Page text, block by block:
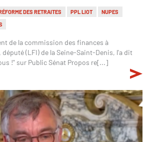
DES RETRAITES PPL LIOT
NUPES
de la commission des finances à
député (LFI) de la Seine-Saint-Denis, l'a dit
!" sur Public Sénat Propos re[...]